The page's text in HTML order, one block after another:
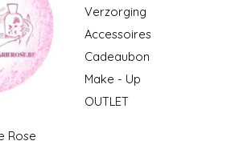
Rose
Verzorging
Accessoires
Cadeaubon
Make - Up
OUTLET